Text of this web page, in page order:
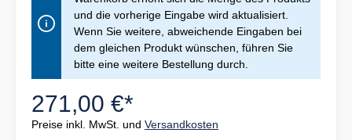
und die vorherige Eingabe wird aktualisiert.
Wenn Sie weitere, abweichende Eingaben bei
dem gleichen Produkt wünschen, führen Sie
bitte eine weitere Bestellung durch.
271,00 €*
Preise inkl. MwSt. und Versandkosten